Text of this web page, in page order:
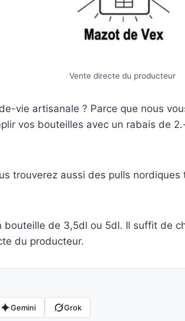
Vente directe du producteur
vie artisanale ? Parce que nous
vos bouteilles avec un rabais de
trouverez aussi des pulls
bouteille de 3,5dl ou 5dl. Il suffit de
du producteur.
Gemini Grok